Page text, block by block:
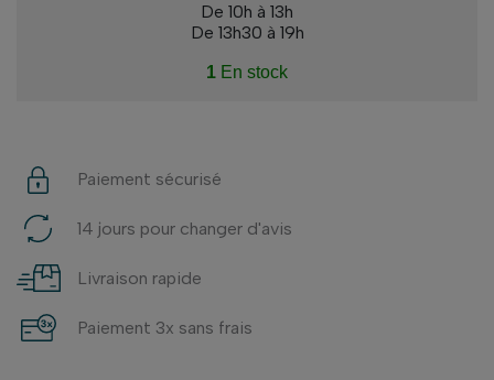
De 10h à 13h
De 13h30 à 19h
1 En stock
Paiement sécurisé
14 jours pour changer d'avis
Livraison rapide
Paiement 3x sans frais